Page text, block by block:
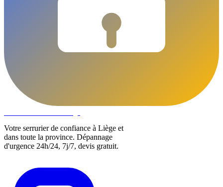
Votre serrurier de confiance à Liège et
dans toute la province. Dépannage
d'urgence 24h/24, 7j/7, devis gratuit.